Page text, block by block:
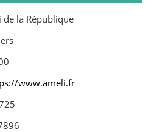
de la République
www.ameli.fr